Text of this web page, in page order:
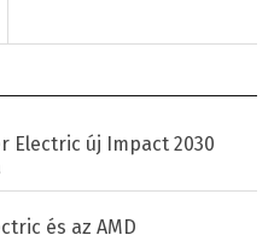
Electric új Impact 2030
és az AMD